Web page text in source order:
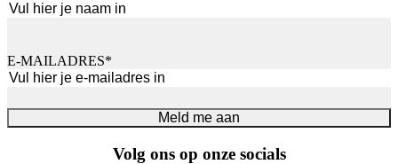
E-MAILADRES*
Meld me aan
Volg ons op onze socials